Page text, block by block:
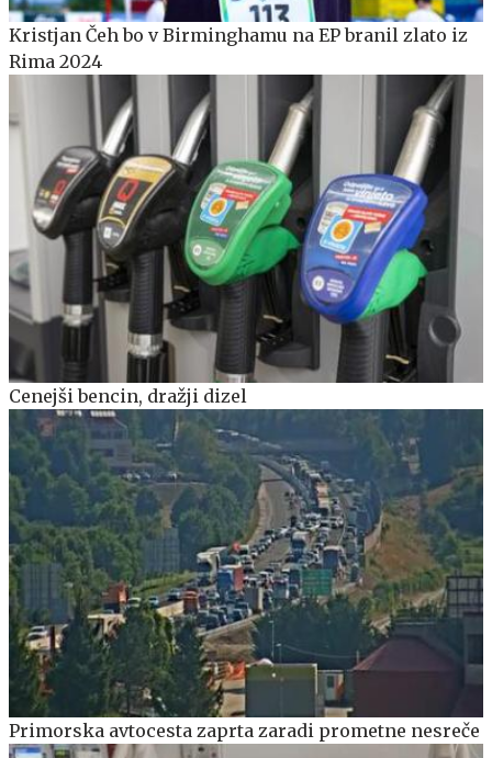
Kristjan Čeh bo v Birminghamu na EP branil zlato iz
Rima 2024
Cenejši bencin, dražji dizel
Primorska avtocesta zaprta zaradi prometne nesreče